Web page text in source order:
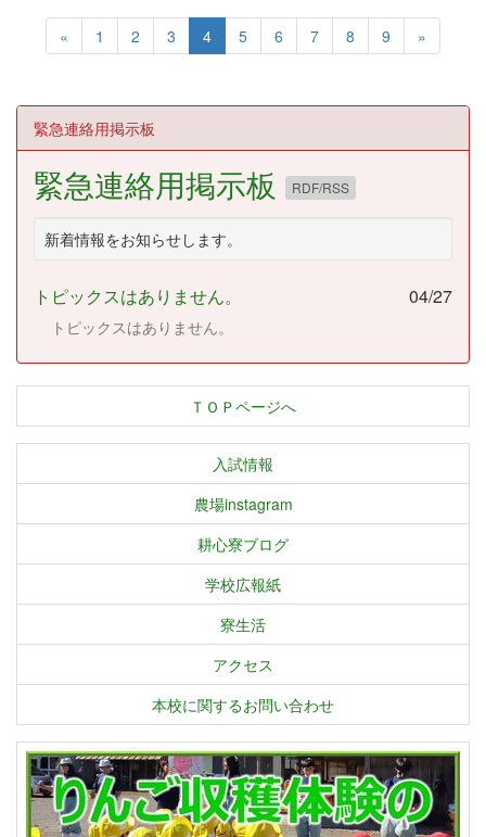
« 1 2 3 4 5 6 7 8 9 »
緊急連絡用掲示板
緊急連絡用掲示板 RDF/RSS
新着情報をお知らせします。
トピックスはありません。 04/27
トピックスはありません。
ＴＯＰページへ
入試情報
農場instagram
耕心寮ブログ
学校広報紙
寮生活
アクセス
本校に関するお問い合わせ